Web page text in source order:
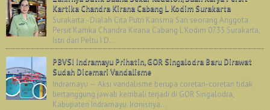
Kartika Chandra Kirana Cabang L Kodim Surakarta
Surakarta - Dialah Cita Putri Karisma Sari seorang Anggota
Persit Kartika Chandra Kirana Cabang L Kodim 0735.Surakarta,
Istri dari Peltu I D...
PBVSI Indramayu Prihatin, GOR Singalodra Baru Dirawat
Sudah Dicemari Vandalisme
Indramayu — Aksi vandalisme berupa coretan-coretan tidak
bertanggung jawab kembali terjadi di GOR Singalodra,
Kabupaten Indramayu. Ironisnya...